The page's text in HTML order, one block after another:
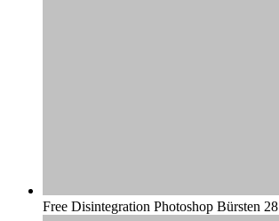
Free Disintegration Photoshop Bürsten 28